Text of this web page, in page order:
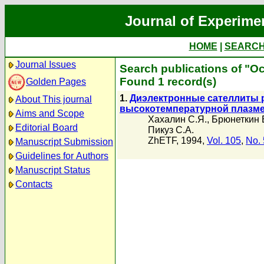
Journal of
HOME
Journal Issues
Golden Pages
About This journal
Aims and Scope
Editorial Board
Manuscript Submission
Guidelines for Authors
Manuscript Status
Contacts
Search publications of
Found 1 record(s)
1. Диэлектронные сателлиты
высокотемпературной
Хахалин С.Я., Брюнеткин
Пикуз С.А.
ZhETF, 1994, Vol. 105, No.